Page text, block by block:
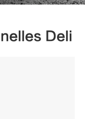
Deli